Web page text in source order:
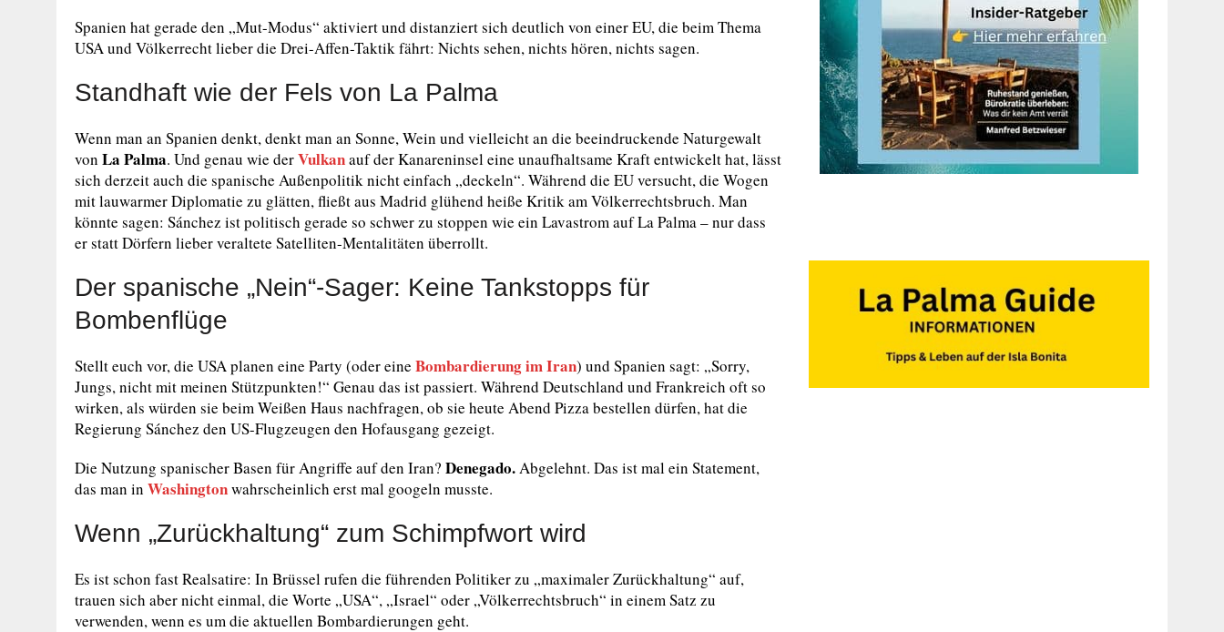
Spanien hat gerade den „Mut-Modus“ aktiviert und distanziert sich deutlich von einer EU, die beim Thema
USA und Völkerrecht lieber die Drei-Affen-Taktik fährt: Nichts sehen, nichts hören, nichts sagen.
Standhaft wie der Fels von La Palma
Wenn man an Spanien denkt, denkt man an Sonne, Wein und vielleicht an die beeindruckende Naturgewalt
von La Palma. Und genau wie derVulkanauf der Kanareninsel eine unaufhaltsame Kraft entwickelt hat, lässt
sich derzeit auch die spanische Außenpolitik nicht einfach „deckeln“. Während die EU versucht, die Wogen
mit lauwarmer Diplomatie zu glätten, fließt aus Madrid glühend heiße Kritik am Völkerrechtsbruch. Man
könnte sagen: Sánchez ist politisch gerade so schwer zu stoppen wie ein Lavastrom auf La Palma – nur dass
er statt Dörfern lieber veraltete Satelliten-Mentalitäten überrollt.
Der spanische „Nein“-Sager: Keine Tankstopps für
Bombenflüge
Stellt euch vor, die USA planen eine Party (oder eine Bombardierung im Iran) und Spanien sagt: „Sorry,
Jungs, nicht mit meinen Stützpunkten!“ Genau das ist passiert. Während Deutschland und Frankreich oft so
wirken, als würden sie beim Weißen Haus nachfragen, ob sie heute Abend Pizza bestellen dürfen, hat die
Regierung Sánchez den US-Flugzeugen den Hofausgang gezeigt.
Die Nutzung spanischer Basen für Angriffe auf den Iran? Denegado.Abgelehnt. Das ist mal ein Statement,
das man in Washingtonwahrscheinlich erst mal googeln musste.
Wenn „Zurückhaltung“ zum Schimpfwort wird
Es ist schon fast Realsatire: In Brüssel rufen die führenden Politiker zu „maximaler Zurückhaltung“ auf,
trauen sich aber nicht einmal, die Worte „USA“, „Israel“ oder „Völkerrechtsbruch“ in einem Satz zu
verwenden, wenn es um die aktuellen Bombardierungen geht.